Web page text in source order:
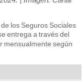
los Seguros Sociales
entrega a través del
mensualmente según